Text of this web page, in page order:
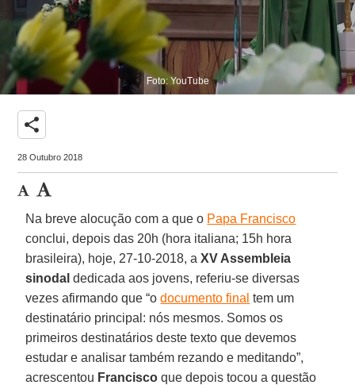
Foto: YouTube
share
28 Outubro 2018
Na breve alocução com a que o Papa Francisco
conclui, depois das 20h (hora italiana; 15h hora
brasileira), hoje, 27-10-2018, aXV Assembleia
sinodal dedicada aos jovens, referiu-se diversas
vezes afirmando que “odocumento final tem um
destinatário principal: nós mesmos. Somos os
primeiros destinatários deste texto que devemos
estudar e analisar também rezando e meditando”,
acrescentou Francisco que depois tocou a questão